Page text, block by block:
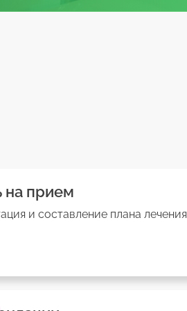
на прием
и составление плана лечения